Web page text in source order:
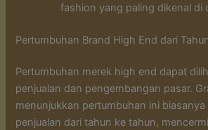
fashion yang paling dikenal di
Pertumbuhan Brand High End dari
Pertumbuhan merek high end dapat
penjualan dan pengembangan pasar.
menunjukkan pertumbuhan ini
penjualan dari tahun ke tahun,